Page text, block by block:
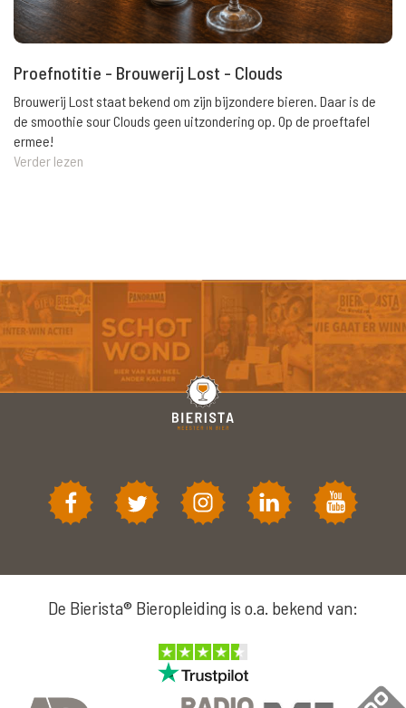
Proefnotitie - Brouwerij Lost - Clouds
Brouwerij Lost staat bekend om zijn bijzondere bieren. Daar is de
de smoothie sour Clouds geen uitzondering op. Op de proeftafel
ermee!
Verder lezen
De Bierista® Bieropleiding is o.a. bekend van: